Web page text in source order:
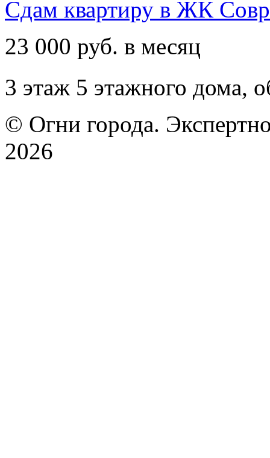
Сдам квартиру в ЖК
23 000 руб. в месяц
3 этаж 5 этажного дома,
© Огни города.
2026